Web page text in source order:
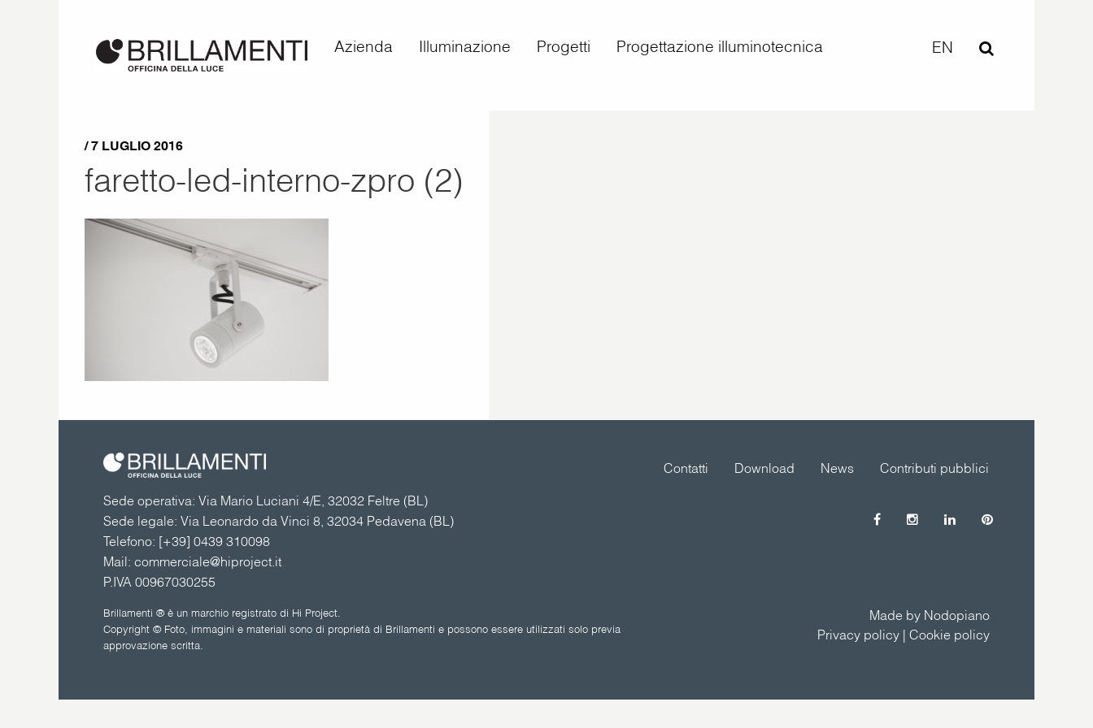
Azienda Illuminazione Progetti Progettazione illuminotecnica EN
/ 7 LUGLIO 2016
faretto-led-interno-zpro (2)
Sede operativa: Via Mario Luciani 4/E, 32032 Feltre (BL)
Sede legale: Via Leonardo da Vinci 8, 32034 Pedavena (BL)
Telefono: [+39] 0439 310098
Mail: commerciale@hiproject.it
P.IVA 00967030255
Contributi pubblici
News
Download
Contatti
Brillamenti ® è un marchio registrato di Hi Project.
Copyright © Foto, immagini e materiali sono di proprietà di Brillamenti e possono essere utilizzati solo previa
approvazione scritta.
Made by Nodopiano
Privacy policy| Cookie policy